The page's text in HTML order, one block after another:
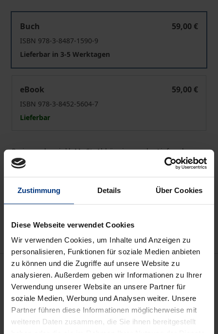
Zustimmung Details Über Cookies
Diese Webseite verwendet Cookies
Wir verwenden Cookies, um Inhalte und Anzeigen zu
personalisieren, Funktionen für soziale Medien anbieten
zu können und die Zugriffe auf unsere Website zu
analysieren. Außerdem geben wir Informationen zu Ihrer
Verwendung unserer Website an unsere Partner für
soziale Medien, Werbung und Analysen weiter. Unsere
Partner führen diese Informationen möglicherweise mit
weiteren Daten zusammen, die Sie ihnen bereitgestellt
Buch
59,00 €
ISBN 978-3-8487-1590-9
Lieferbar in 3-5 Werktagen
eBook
59,00 €
ISBN 978-3-8452-5604-7
Lieferbar
Preisangaben inkl. MwSt. Abhängig von der Lieferadresse
kann die MwSt. an der Kasse variieren.
In den Warenkorb
Zur Wunschliste hinzufügen
Beschreibung
Zwischen Bund, Ländern und Kommunen besteht
Einigkeit darüber, dass eine gute Betreuung und
frühe Förderung von Kindern eine wichtige